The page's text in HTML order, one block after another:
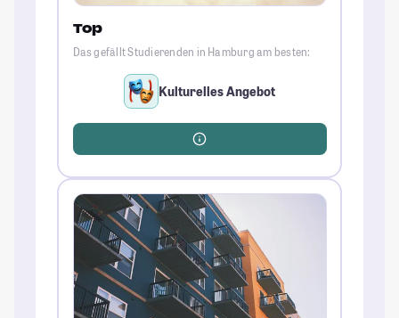
Top
Das gefällt Studierenden in Hamburg am besten:
Kulturelles Angebot